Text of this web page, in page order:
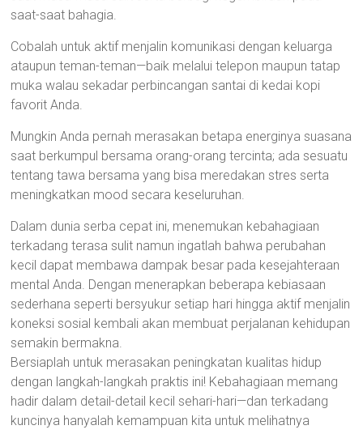
saat-saat bahagia.
Cobalah untuk aktif menjalin komunikasi dengan keluarga
ataupun teman-teman—baik melalui telepon maupun tatap
muka walau sekadar perbincangan santai di kedai kopi
favorit Anda.
Mungkin Anda pernah merasakan betapa energinya suasana
saat berkumpul bersama orang-orang tercinta; ada sesuatu
tentang tawa bersama yang bisa meredakan stres serta
meningkatkan mood secara keseluruhan.
Dalam dunia serba cepat ini, menemukan kebahagiaan
terkadang terasa sulit namun ingatlah bahwa perubahan
kecil dapat membawa dampak besar pada kesejahteraan
mental Anda. Dengan menerapkan beberapa kebiasaan
sederhana seperti bersyukur setiap hari hingga aktif menjalin
koneksi sosial kembali akan membuat perjalanan kehidupan
semakin bermakna.
Bersiaplah untuk merasakan peningkatan kualitas hidup
dengan langkah-langkah praktis ini! Kebahagiaan memang
hadir dalam detail-detail kecil sehari-hari—dan terkadang
kuncinya hanyalah kemampuan kita untuk melihatnya